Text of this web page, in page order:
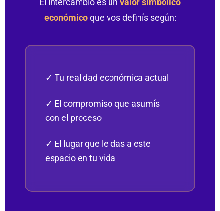
económicoque vos definís según:
✓ Tu realidad económica actual
✓ El compromiso que asumís
con el proceso
✓ El lugar que le das a este
espacio en tu vida